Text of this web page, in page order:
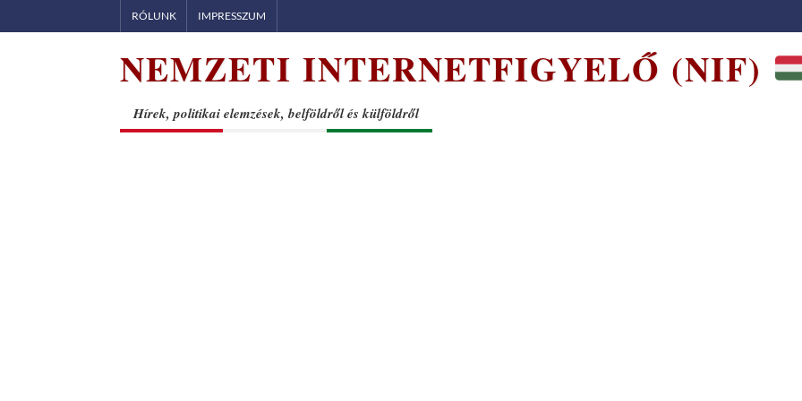
to
RÓLUNK IMPRESSZUM
NEMZETI INTERNETFIGYELŐ (NIF)
Hírek, politikai elemzések, belföldről és külföldről